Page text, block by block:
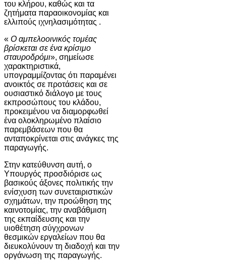
του κλήρου, καθώς και τα
ζητήματα παραοικονομίας και
ελλιπούς ιχνηλασιμότητας .
« Ο αμπελοοινικός τομέας
βρίσκεται σε ένα κρίσιμο
σταυροδρόμι», σημείωσε
χαρακτηριστικά,
υπογραμμίζοντας ότι παραμένει
ανοικτός σε προτάσεις και σε
ουσιαστικό διάλογο με τους
εκπροσώπους του κλάδου,
προκειμένου να διαμορφωθεί
ένα ολοκληρωμένο πλαίσιο
παρεμβάσεων που θα
ανταποκρίνεται στις ανάγκες της
παραγωγής.
Στην κατεύθυνση αυτή, ο
Υπουργός προσδιόρισε ως
βασικούς άξονες πολιτικής την
ενίσχυση των συνεταιριστικών
σχημάτων, την προώθηση της
καινοτομίας, την αναβάθμιση
της εκπαίδευσης και την
υιοθέτηση σύγχρονων
θεσμικών εργαλείων που θα
διευκολύνουν τη διαδοχή και την
οργάνωση της παραγωγής.